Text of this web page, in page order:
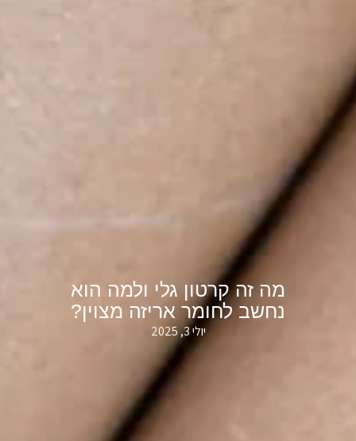
מה זה קרטון גלי ולמה הוא
נחשב לחומר אריזה מצוין?
יולי 3, 2025